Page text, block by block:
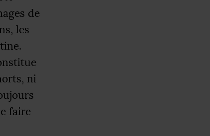
de
les
ni
faire